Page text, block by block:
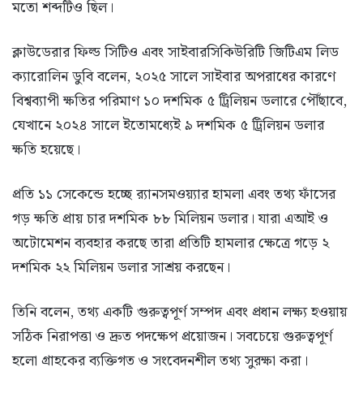
মতো শব্দটিও ছিল।
ক্লাউডেরার ফিল্ড সিটিও এবং সাইবারসিকিউরিটি জিটিএম লিড
ক্যারোলিন ডুবি বলেন, ২০২৫ সালে সাইবার অপরাধের কারণে
বিশ্বব্যাপী ক্ষতির পরিমাণ ১০ দশমিক ৫ ট্রিলিয়ন ডলারে পৌঁছাবে,
যেখানে ২০২৪ সালে ইতোমধ্যেই ৯ দশমিক ৫ ট্রিলিয়ন ডলার
ক্ষতি হয়েছে।
প্রতি ১১ সেকেন্ডে হচ্ছে র‍্যানসমওয়্যার হামলা এবং তথ্য ফাঁসের
গড় ক্ষতি প্রায় চার দশমিক ৮৮ মিলিয়ন ডলার। যারা এআই ও
অটোমেশন ব্যবহার করছে তারা প্রতিটি হামলার ক্ষেত্রে গড়ে ২
দশমিক ২২ মিলিয়ন ডলার সাশ্রয় করছেন।
তিনি বলেন, তথ্য একটি গুরুত্বপূর্ণ সম্পদ এবং প্রধান লক্ষ্য হওয়ায়
সঠিক নিরাপত্তা ও দ্রুত পদক্ষেপ প্রয়োজন। সবচেয়ে গুরুত্বপূর্ণ
হলো গ্রাহকের ব্যক্তিগত ও সংবেদনশীল তথ্য সুরক্ষা করা।